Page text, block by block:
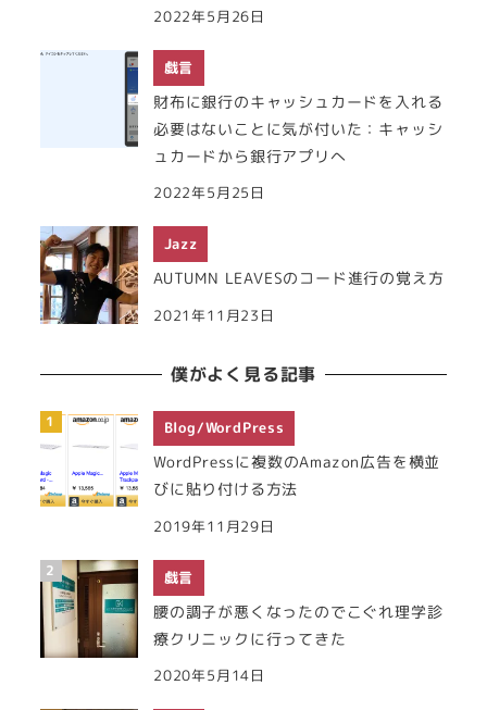
2022年5月26日
戯言
財布に銀行のキャッシュカードを入れる
必要はないことに気が付いた：キャッシ
ュカードから銀行アプリへ
2022年5月25日
Jazz
AUTUMN LEAVESのコード進行の覚え方
2021年11月23日
僕がよく見る記事
Blog/WordPress
WordPressに複数のAmazon広告を横並
びに貼り付ける方法
2019年11月29日
戯言
腰の調子が悪くなったのでこぐれ理学診
療クリニックに行ってきた
2020年5月14日